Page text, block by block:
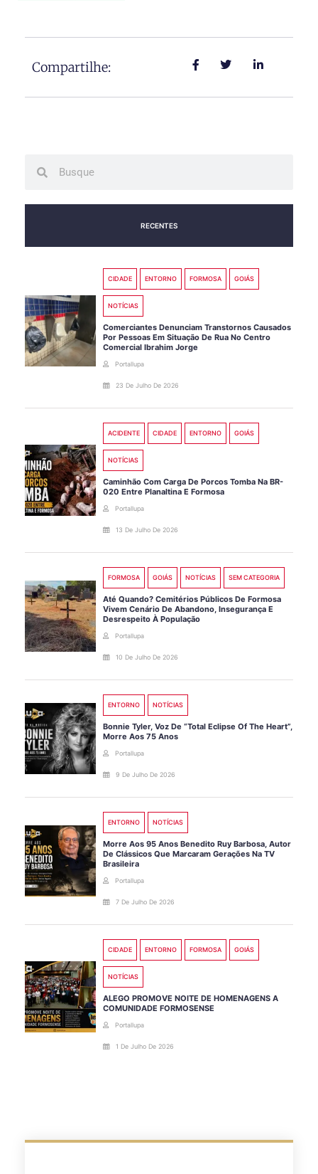
Compartilhe:
RECENTES
CIDADE ENTORNO FORMOSA GOIÁS
NOTÍCIAS
Comerciantes Denunciam Transtornos Causados
Por Pessoas Em Situação De Rua No Centro
Comercial Ibrahim Jorge
Portallupa
23 De Julho De 2026
ACIDENTE CIDADE ENTORNO GOIÁS
NOTÍCIAS
Caminhão Com Carga De Porcos Tomba Na BR-
020 Entre Planaltina E Formosa
Portallupa
13 De Julho De 2026
FORMOSA GOIÁS NOTÍCIAS SEM CATEGORIA
Até Quando? Cemitérios Públicos De Formosa
Vivem Cenário De Abandono, Insegurança E
Desrespeito À População
Portallupa
10 De Julho De 2026
ENTORNO NOTÍCIAS
Bonnie Tyler, Voz De “Total Eclipse Of The Heart”,
Morre Aos 75 Anos
Portallupa
9 De Julho De 2026
ENTORNO NOTÍCIAS
Morre Aos 95 Anos Benedito Ruy Barbosa, Autor
De Clássicos Que Marcaram Gerações Na TV
Brasileira
Portallupa
7 De Julho De 2026
CIDADE ENTORNO FORMOSA GOIÁS
NOTÍCIAS
ALEGO PROMOVE NOITE DE HOMENAGENS A
COMUNIDADE FORMOSENSE
Portallupa
1 De Julho De 2026